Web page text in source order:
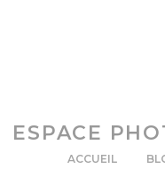
ESPACE
ACCUEIL